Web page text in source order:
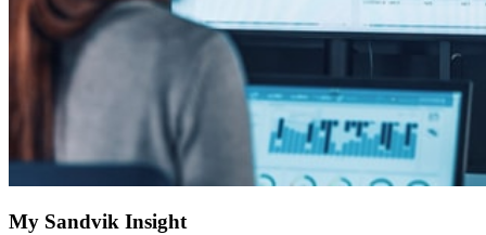
My Sandvik Insight